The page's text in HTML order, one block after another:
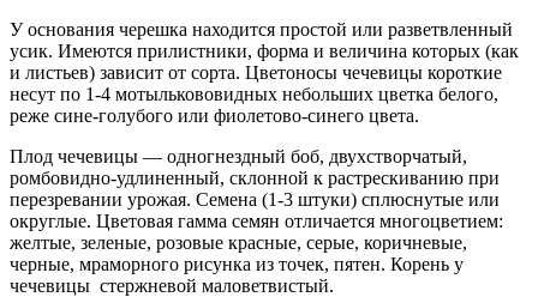
У основания черешка находится простой или разветвленный
усик. Имеются прилистники, форма и величина которых (как
и листьев) зависит от сорта. Цветоносы чечевицы короткие
несут по 1-4 мотылькововидных небольших цветка белого,
реже сине-голубого или фиолетово-синего цвета.
Плод чечевицы — одногнездный боб, двухстворчатый,
ромбовидно-удлиненный, склонной к растрескиванию при
перезревании урожая. Семена (1-3 штуки) сплюснутые или
округлые. Цветовая гамма семян отличается многоцветием:
желтые, зеленые, розовые красные, серые, коричневые,
черные, мраморного рисунка из точек, пятен. Корень у
чечевицы стержневой маловетвистый.